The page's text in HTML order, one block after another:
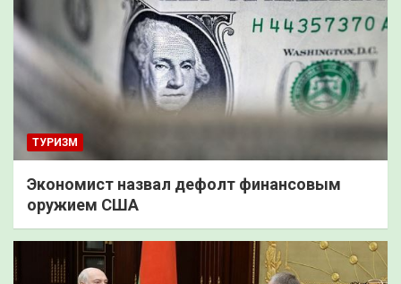
ТУРИЗМ
Экономист назвал дефолт финансовым
оружием США